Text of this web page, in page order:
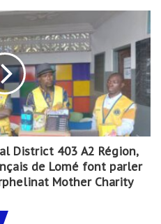
District 403 A2 Région,
de Lomé font parler
Mother Charity